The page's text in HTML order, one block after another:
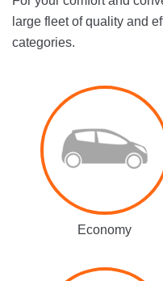
large fleet of quality and
categories.
Economy